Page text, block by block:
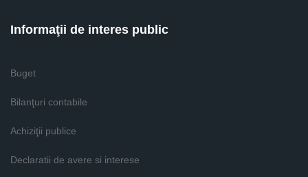
Informaţii de interes public
Buget
Bilanţuri contabile
Achiziţii publice
Declaratii de avere si interese